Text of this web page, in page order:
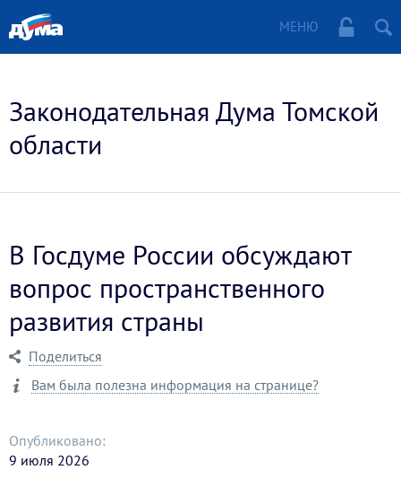
МЕНЮ
Законодательная Дума Томской
области
В Госдуме России обсуждают
вопрос пространственного
развития страны
Поделиться
Вам была полезна информация на странице?
Опубликовано:
9 июля 2026